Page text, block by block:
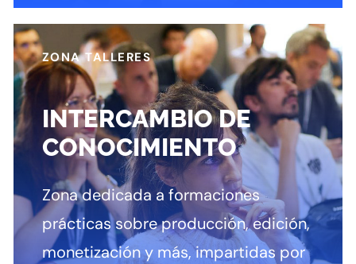
ZONA TALLERES
INTERCAMBIO DE
CONOCIMIENTO
Zona dedicada a formaciones
prácticas sobre producción, edición,
monetización y más, impartidas por